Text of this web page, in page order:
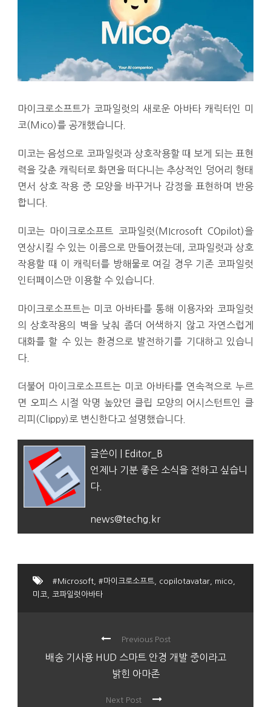
마이크로소프트가 코파일럿의 새로운 아바타 캐릭터인 미
코(Mico)를 공개했습니다.
미코는 음성으로 코파일럿과 상호작용할 때 보게 되는 표현
력을 갖춘 캐릭터로 화면을 떠다니는 추상적인 덩어리 형태
면서 상호 작용 중 모양을 바꾸거나 감정을 표현하며 반응
합니다.
미코는 마이크로소프트 코파일럿(MIcrosoft COpilot)을
연상시킬 수 있는 이름으로 만들어졌는데, 코파일럿과 상호
작용할 때 이 캐릭터를 방해물로 여길 경우 기존 코파일럿
인터페이스만 이용할 수 있습니다.
마이크로소프트는 미코 아바타를 통해 이용자와 코파일럿
의 상호작용의 벽을 낮춰 좀더 어색하지 않고 자연스럽게
대화를 할 수 있는 환경으로 발전하기를 기대하고 있습니
다.
더불어 마이크로소프트는 미코 아바타를 연속적으로 누르
면 오피스 시절 악명 높았던 클립 모양의 어시스턴트인 클
리피(Clippy)로 변신한다고 설명했습니다.
글쓴이 | Editor_B
언제나 기분 좋은 소식을 전하고 싶습니
다.
news@techg.kr
#Microsoft #마이크로소프트 copilotavatar mico
미코
코파일럿아바타
Previous Post
배송 기사용 HUD 스마트 안경 개발 중이라고
밝힌 아마존
Next Post